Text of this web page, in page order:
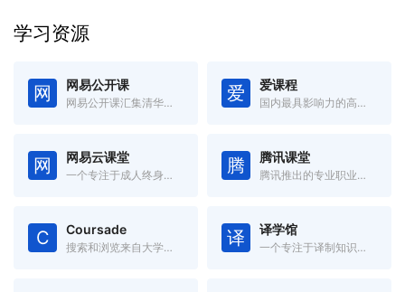
学习资源
网 网易公开课
网易公开课汇集清华、北大、哈佛、耶鲁等世界名校共上千门课程 爱 爱课程
国内最具影响力的高等教育在线开放课程平台
网 网易云课堂
一个专注于成人终身学习的在线教育平台 腾 腾讯课堂
腾讯推出的专业职业培训在线教育平台
C Coursade
搜索和浏览来自大学和在线学习提供者的在线课程。 译 译学馆
一个专注于译制知识视频的平台